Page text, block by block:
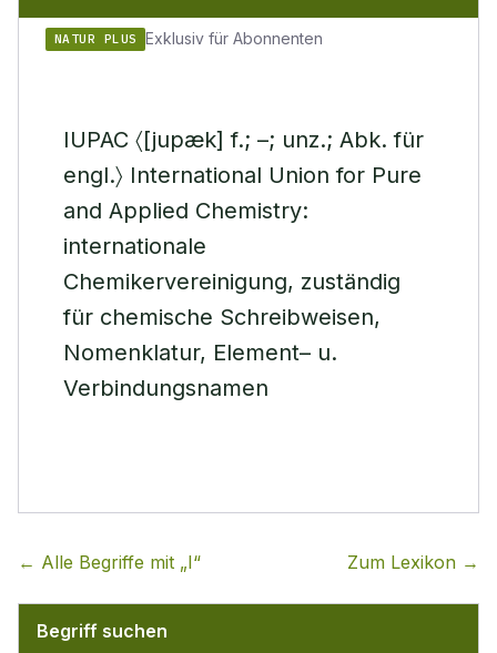
NATUR PLUS Exklusiv für Abonnenten
IUPAC 〈[jupæk] f.; –; unz.; Abk. für
engl.〉 International Union for Pure
and Applied Chemistry:
internationale
Chemikervereinigung, zuständig
für chemische Schreibweisen,
Nomenklatur, Element– u.
Verbindungsnamen
← Alle Begriffe mit „I“ Zum Lexikon →
Begriff suchen